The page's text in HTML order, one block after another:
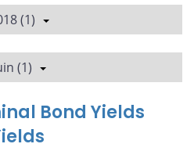
(1)
(1)
Bond Yields